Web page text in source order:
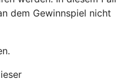
dem Gewinnspiel nicht